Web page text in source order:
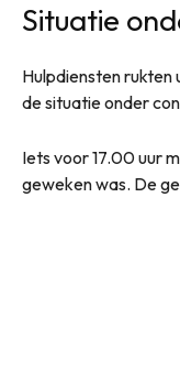
Situatie
Hulpdiensten rukten
de situatie onder
Iets voor 17.00 uur
geweken was. De